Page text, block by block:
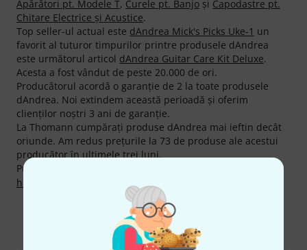
Apărători pt. Modele T, Curele pt. Banjo şi Capodastre pt.
Chitare Electrice şi Acustice.
Top seller-ul actual este dAndrea Mick's Picks Uke-1 un
favorit al tuturor timpurilor printre produsele dAndrea
este următorul articol dAndrea Guitar Care Kit Deluxe.
Acesta a fost vândut de peste 20.000 de ori.
Producătorul acordă o garanţie de 2 la toate produsele
dAndrea. Noi extindem această perioadă şi oferim
clienţilor noştri 3 ani de garanţie.
La Thomann cumpăraţi produse dAndrea mai ieftin decât
oriunde. Am redus preţurile la 73 de produse ale acestui
producător în ultimele trei luni.
Puteți găsi mai multe informații despre producător pe
http://dandreausa.com
Ne puteți contacta astfel